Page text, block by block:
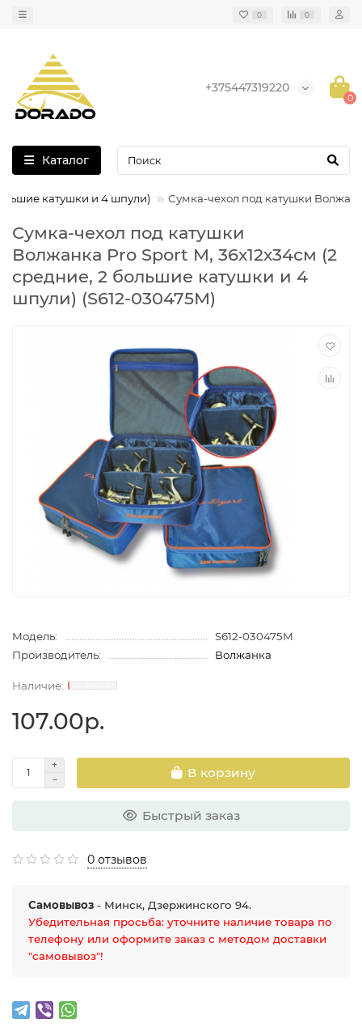
0 0
+375447319220
0
Каталог
катушки и 4 шпули) Сумка-чехол под катушки
Сумка-чехол под катушки
Волжанка Pro Sport M, 36х12х34см (2
средние, 2 большие катушки и 4
шпули) (S612-030475М)
Модель:
S612-030475М
Производитель:
Волжанка
107.00р.
В корзину
Быстрый заказ
0 отзывов
Самовывоз - Минск, Дзержинского 94.
Убедительная просьба: уточните наличие товара по
телефону или оформите заказ с методом доставки
"самовывоз"!